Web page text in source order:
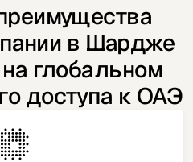
в Шардже
глобальном
доступа к ОАЭ